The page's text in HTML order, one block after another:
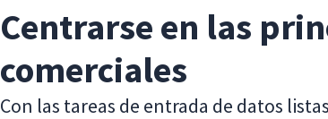
Centrarse en las
comerciales
Con las tareas de entrada de datos